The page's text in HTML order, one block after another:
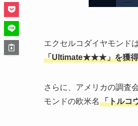
エクセルコダイヤモンド
「Ultimate★★★」を獲得
さらに、アメリカの調査
モンドの欧米名 「トルコ